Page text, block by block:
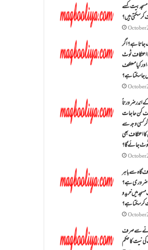
بیت کسے
کر سکتی ہیں؟
October
ہے؟ اگر
اعتکاف ٹوٹ
کیا معتکف
جا سکتا ہے؟
October
اندر ضرورتاً
کن حاجات
کسی وجہ سے
اعتکاف بھی
جائے گا؟
October
گاہ سے باہر
ضروری ہے؟
میں خرید و
سکتا ہے؟
October
کرنے سے صرف
نیت کا حکم